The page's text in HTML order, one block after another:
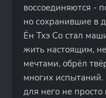
воссоединяются -
но сохранившие в
Ён Тхэ Со стал
жить настоящим,
мечтами, обрёл
многих
для него не